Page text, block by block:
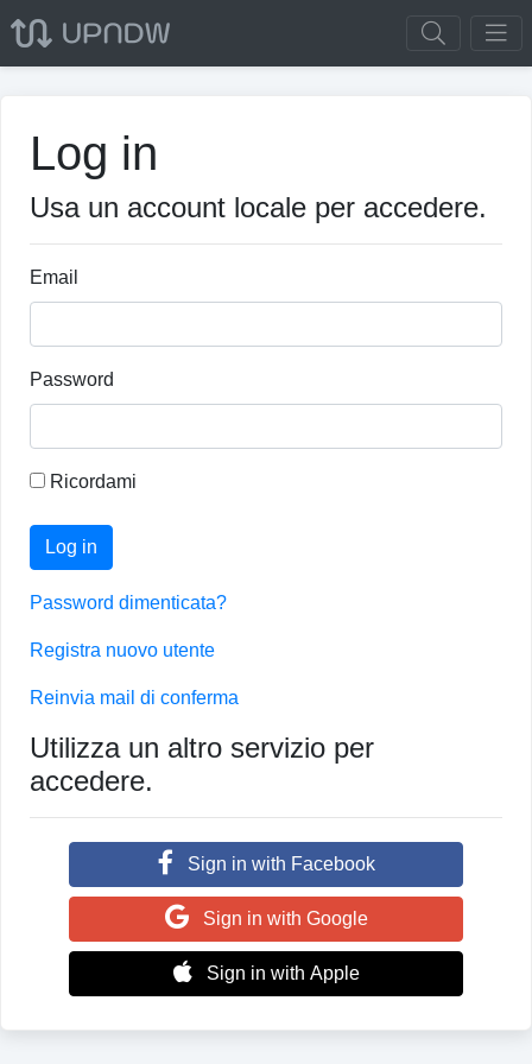
Log in
Usa un account locale per accedere.
Email
Password
Ricordami
Log in
Password dimenticata?
Registra nuovo utente
Reinvia mail di conferma
Utilizza un altro servizio per
accedere.
Sign in with Facebook
Sign in with Google
Sign in with Apple